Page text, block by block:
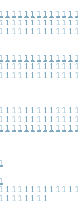
1 1 1 1 1 1 1 1 1 1 1 1 1
1 1 1 1 1 1 1 1 1 1 1 1 1
1 1 1 1 1 1 1 1 1 1 1 1 1
1 1 1 1 1 1 1 1 1 1 1 1 1
1 1 1 1 1 1 1 1 1 1 1 1 1
1 1 1 1 1 1 1 1 1 1 1 1 1
1 1 1 1 1 1 1 1 1 1 1 1 1
1 1 1 1 1 1 1 1 1 1 1 1 1
1 1 1 1 1 1 1 1 1 1 1 1 1
1
1
1 1 1 1 1 1 1 1 1 1 1 1 1
1 1 1 1 1 1 1 1